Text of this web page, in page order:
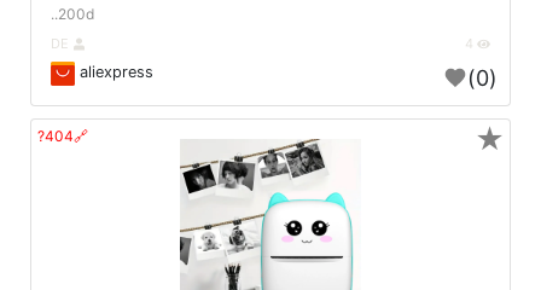
200d..
aliexpress (0)
🔗404? ★